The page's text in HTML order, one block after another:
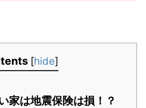
[hide]
家は地震保険は損！？